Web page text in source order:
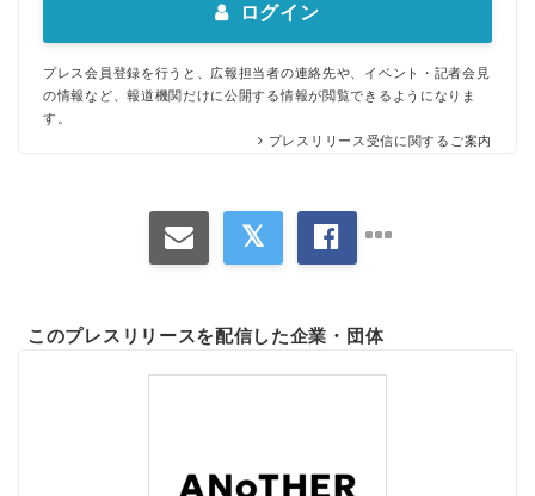
ログイン
プレス会員登録を行うと、広報担当者の連絡先や、イベント・記者会見
の情報など、報道機関だけに公開する情報が閲覧できるようになりま
す。
プレスリリース受信に関するご案内
このプレスリリースを配信した企業・団体